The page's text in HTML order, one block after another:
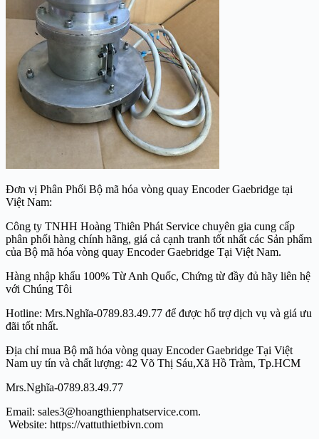
Đơn vị Phân Phối Bộ mã hóa vòng quay Encoder Gaebridge tại
Việt Nam:
Công ty TNHH Hoàng Thiên Phát Service chuyên gia cung cấp
phân phối hàng chính hãng, giá cả cạnh tranh tốt nhất các Sản phẩm
của Bộ mã hóa vòng quay Encoder Gaebridge Tại Việt Nam.
Hàng nhập khẩu 100% Từ Anh Quốc, Chứng từ đầy đủ hãy liên hệ
với Chúng Tôi
Hotline: Mrs.Nghĩa-0789.83.49.77 để được hổ trợ dịch vụ và giá ưu
đãi tốt nhất.
Địa chỉ mua Bộ mã hóa vòng quay Encoder Gaebridge Tại Việt
Nam uy tín và chất lượng: 42 Võ Thị Sáu,Xã Hồ Tràm, Tp.HCM
Mrs.Nghĩa-0789.83.49.77
Email: sales3@hoangthienphatservice.com.
Website: https://vattuthietbivn.com